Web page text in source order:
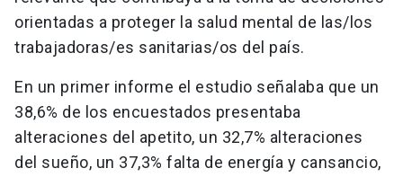
orientadas a proteger la salud mental de las/los
trabajadoras/es sanitarias/os del país.
En un primer informe el estudio señalaba que un
38,6% de los encuestados presentaba
alteraciones del apetito, un 32,7% alteraciones
del sueño, un 37,3% falta de energía y cansancio,